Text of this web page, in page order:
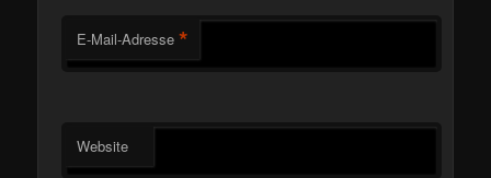
E-Mail-Adresse *
Website